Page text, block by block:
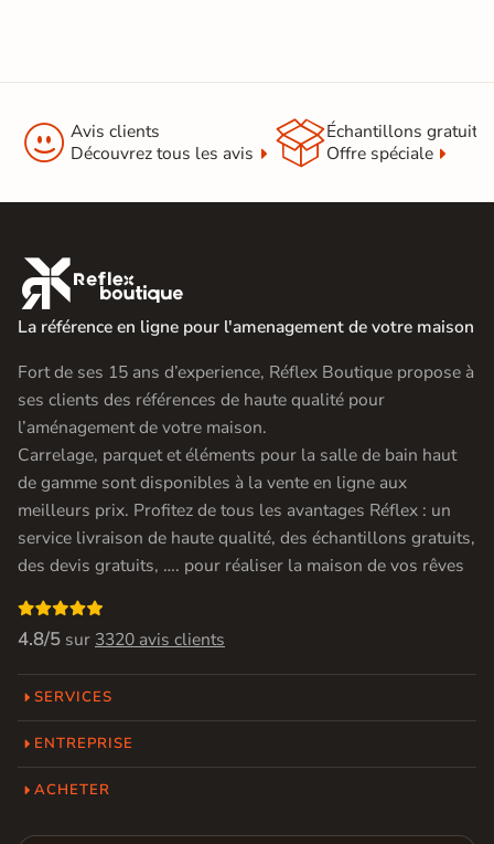
Origine
Carrelage effet pierre intérieur
 Avis clients
Découvrez tous les avis
Échantillons gratuit
Offre spéciale

La référence en ligne pour l'amenagement de votre maison
Fort de ses 15 ans d’experience, Réflex Boutique propose à
ses clients des références de haute qualité pour
l’aménagement de votre maison.
Carrelage, parquet et éléments pour la salle de bain haut
de gamme sont disponibles à la vente en ligne aux
meilleurs prix. Profitez de tous les avantages Réflex : un
service livraison de haute qualité, des échantillons gratuits,
des devis gratuits, …. pour réaliser la maison de vos rêves

4.8/5 sur 3320 avis clients
SERVICES
ENTREPRISE
ACHETER